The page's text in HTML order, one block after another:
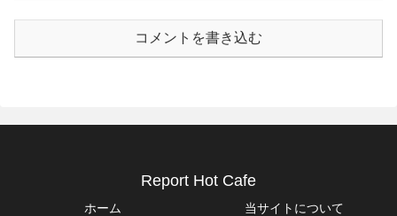
コメントを書き込む
Report Hot Cafe
ホーム
当サイトについて